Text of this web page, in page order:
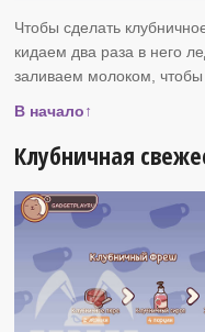
Чтобы сделать
кидаем два раза в него
заливаем молоком, чтобы
В начало↑
Клубничная